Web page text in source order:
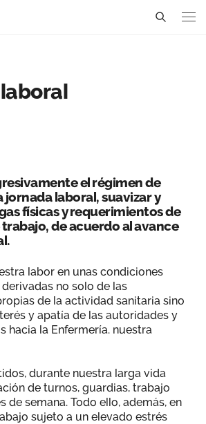
Área privada
Únete
el régimen de
jornada laboral, suavizar y
físicas y requerimientos de
de acuerdo al avance
labor en unas condiciones
no solo de las
de la actividad sanitaria sino
y apatía de las autoridades y
hacia la Enfermería. nuestra
durante nuestra larga vida
de turnos, guardias, trabajo
de semana. Todo ello, además, en
sujeto a un elevado estrés